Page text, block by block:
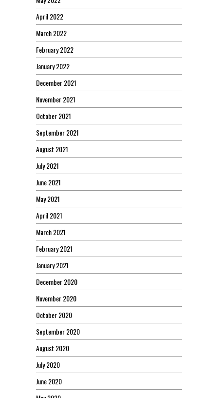
April 2022
March 2022
February 2022
January 2022
December 2021
November 2021
October 2021
September 2021
August 2021
July 2021
June 2021
May 2021
April 2021
March 2021
February 2021
January 2021
December 2020
November 2020
October 2020
September 2020
August 2020
July 2020
June 2020